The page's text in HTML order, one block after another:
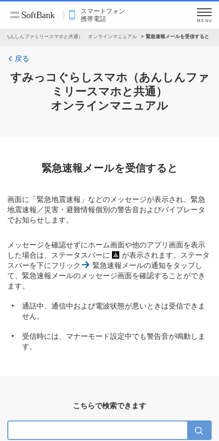
スマートフォン
携帯電話
MENU
あんしんファミリースマホと共通） オンラインマニュアル 緊急速報メールを受信すると
戻る
すみっコぐらしスマホ（あんしんファ
ミリースマホと共通）
オンラインマニュアル
緊急速報メールを受信すると
画面に「緊急地震速報」などのメッセージが表示され、緊急
地震速報／災害・避難情報個別の警告音およびバイブレータ
でお知らせします。
メッセージを確認せずにホーム画面や他のアプリ画面を表示
した場合は、ステータスバーに
が表示されます。ステータ
スバーを下にフリック
緊急速報メールの通知をタップし
て、緊急速報メールのメッセージ画面を確認することができ
ます。
通話中、通信中および電波状態が悪いときは受信できま
せん。
受信時には、マナーモード設定中でも警告音が鳴動しま
す。
こちらで検索できます